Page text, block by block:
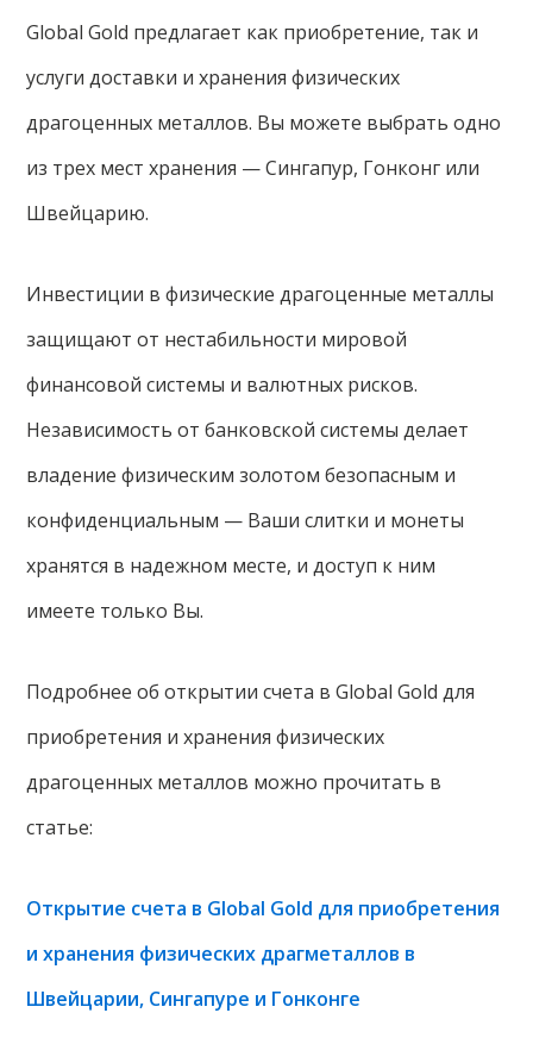
Global Gold предлагает как приобретение, так и
услуги доставки и хранения физических
драгоценных металлов. Вы можете выбрать одно
из трех мест хранения — Сингапур, Гонконг или
Швейцарию.
Инвестиции в физические драгоценные металлы
защищают от нестабильности мировой
финансовой системы и валютных рисков.
Независимость от банковской системы делает
владение физическим золотом безопасным и
конфиденциальным — Ваши слитки и монеты
хранятся в надежном месте, и доступ к ним
имеете только Вы.
Подробнее об открытии счета в Global Gold для
приобретения и хранения физических
драгоценных металлов можно прочитать в
статье:
Открытие счета в Global Gold для приобретения
и хранения физических драгметаллов в
Швейцарии, Сингапуре и Гонконге